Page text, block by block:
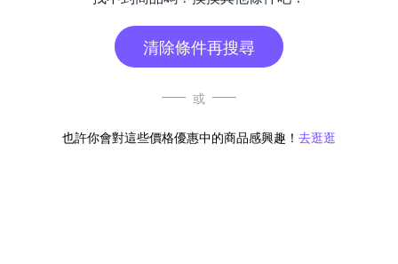
清除條件再搜尋
或
也許你會對這些價格優惠中的商品感興趣！ 去逛逛